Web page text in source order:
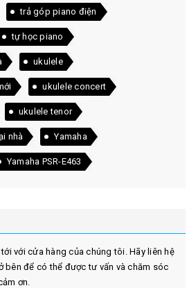
trả góp piano điện
tự học piano
ukulele
ukulele concert
ukulele tenor
nhà Yamaha
Yamaha PSR-E463
với cửa hàng của chúng tôi. Hãy liên hệ
bên để có thể được tư vấn và chăm sóc
ơn.